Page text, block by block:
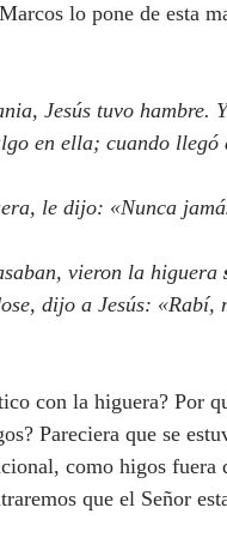
lo pone de esta
en ella; cuando llegó
vieron la higuera
con la higuera? Por
Pareciera que se
como higos fuera
que el Señor